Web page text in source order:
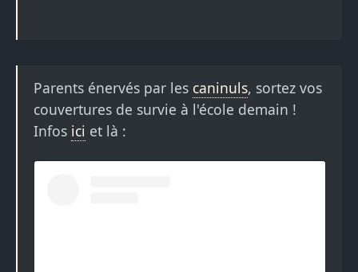
Parents énervés par les caninuls, sortez vos
couvertures de survie à l'école demain !
Infos ici et là :